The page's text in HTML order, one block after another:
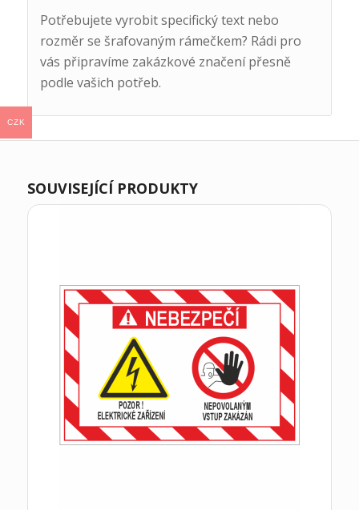
Potřebujete vyrobit specifický text nebo
rozměr se šrafovaným rámečkem? Rádi pro
vás připravíme zakázkové značení přesně
podle vašich potřeb.
SOUVISEJÍCÍ PRODUKTY
CZK